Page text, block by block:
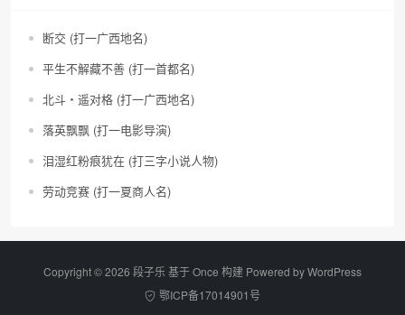
断交 (打一广西地名)
平生不解藏不善 (打一首都名)
北斗・遥对格 (打一广西地名)
落英飘飘 (打一电影导演)
泪湿红粉痕犹在 (打三字小说人物)
劳动竞赛 (打一夏商人名)
Copyright © 2026 段子乐 基于 Once 构建 Powered byWordPress
鄂ICP备17014901号